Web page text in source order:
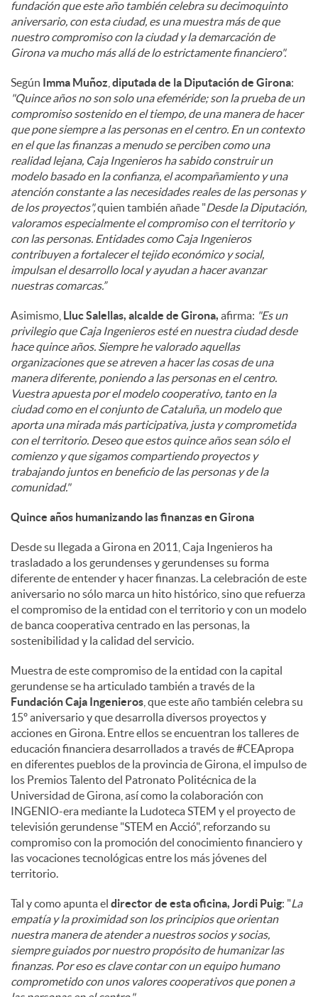
fundación que este año también celebra su decimoquinto
aniversario, con esta ciudad, es una muestra más de que
nuestro compromiso con la ciudad y la demarcación de
Girona va mucho más allá de lo estrictamente financiero".
Según Imma Muñoz diputada de la Diputación de Girona:
"Quince años no son solo una efeméride; son la prueba de un
compromiso sostenido en el tiempo, de una manera de hacer
que pone siempre a las personas en el centro. En un contexto
en el que las finanzas a menudo se perciben como una
realidad lejana, Caja Ingenieros ha sabido construir un
modelo basado en la confianza, el acompañamiento y una
atención constante a las necesidades reales de las personas y
de los proyectos",quien también añade "Desde la Diputación,
valoramos especialmente el compromiso con el territorio y
con las personas. Entidades como Caja Ingenieros
contribuyen a fortalecer el tejido económico y social,
impulsan el desarrollo local y ayudan a hacer avanzar
nuestras comarcas.”
Asimismo, Lluc Salellas, alcalde de Girona, afirma: "Es un
privilegio que Caja Ingenieros esté en nuestra ciudad desde
hace quince años. Siempre he valorado aquellas
organizaciones que se atreven a hacer las cosas de una
manera diferente, poniendo a las personas en el centro.
Vuestra apuesta por el modelo cooperativo, tanto en la
ciudad como en el conjunto de Cataluña, un modelo que
aporta una mirada más participativa, justa y comprometida
con el territorio. Deseo que estos quince años sean sólo el
comienzo y que sigamos compartiendo proyectos y
trabajando juntos en beneficio de las personas y de la
comunidad."
Quince años humanizando las finanzas en Girona
Desde su llegada a Girona en 2011, Caja Ingenieros ha
trasladado a los gerundenses y gerundenses su forma
diferente de entender y hacer finanzas. La celebración de este
aniversario no sólo marca un hito histórico, sino que refuerza
el compromiso de la entidad con el territorio y con un modelo
de banca cooperativa centrado en las personas, la
sostenibilidad y la calidad del servicio.
Muestra de este compromiso de la entidad con la capital
gerundense se ha articulado también a través de la
Fundación Caja Ingenieros , que este año también celebra su
15º aniversario y que desarrolla diversos proyectos y
acciones en Girona. Entre ellos se encuentran los talleres de
educación financiera desarrollados a través de #CEApropa
en diferentes pueblos de la provincia de Girona, el impulso de
los Premios Talento del Patronato Politécnica de la
Universidad de Girona, así como la colaboración con
INGENIO-era mediante la Ludoteca STEM y el proyecto de
televisión gerundense "STEM en Acció", reforzando su
compromiso con la promoción del conocimiento financiero y
las vocaciones tecnológicas entre los más jóvenes del
territorio.
Tal y como apunta el director de esta oficina, Jordi Puig: "La
empatía y la proximidad son los principios que orientan
nuestra manera de atender a nuestros socios y socias,
siempre guiados por nuestro propósito de humanizar las
finanzas. Por eso es clave contar con un equipo humano
comprometido con unos valores cooperativos que ponen a